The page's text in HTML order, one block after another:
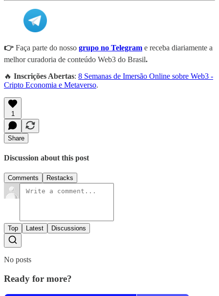
👉 Faça parte do nosso grupo no Telegram e receba diariamente a
melhor curadoria de conteúdo Web3 do Brasil.
🔥 Inscrições Abertas: 8 Semanas de Imersão Online sobre Web3 -
Cripto Economia e Metaverso.
1
Share
Discussion about this post
Comments Restacks
Top Latest Discussions
No posts
Ready for more?